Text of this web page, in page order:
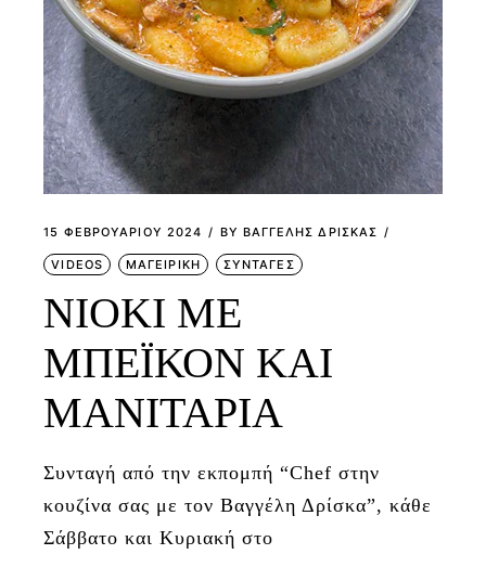
15 ΦΕΒΡΟΥΑΡΊΟΥ 2024 BY ΒΑΓΓΕΛΗΣ ΔΡΙΣΚΑΣ
VIDEOS ΜΑΓΕΙΡΙΚΗ ΣΥΝΤΑΓΕΣ
ΝΙΟΚΙ ΜΕ
ΜΠΕΪΚΟΝ ΚΑΙ
ΜΑΝΙΤΑΡΙΑ
Συνταγή από την εκπομπή “Chef στην
κουζίνα σας με τον Βαγγέλη Δρίσκα”, κάθε
Σάββατο και Κυριακή στο